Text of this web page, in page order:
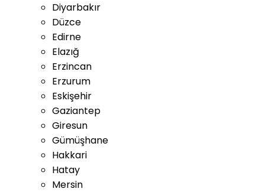
Diyarbakır
Düzce
Edirne
Elazığ
Erzincan
Erzurum
Eskişehir
Gaziantep
Giresun
Gümüşhane
Hakkari
Hatay
Mersin